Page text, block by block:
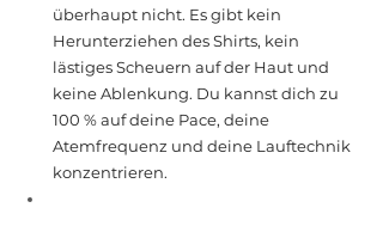
überhaupt nicht. Es gibt kein
Herunterziehen des Shirts, kein
lästiges Scheuern auf der Haut und
keine Ablenkung. Du kannst dich zu
100 % auf deine Pace, deine
Atemfrequenz und deine Lauftechnik
konzentrieren.